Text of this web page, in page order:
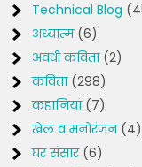
Technical Blog
अध्यात्म(6)
अवधी कविता(2)
कविता(298)
कहानियां(7)
खेल व मनोरंजन(4)
घर संसार(6)